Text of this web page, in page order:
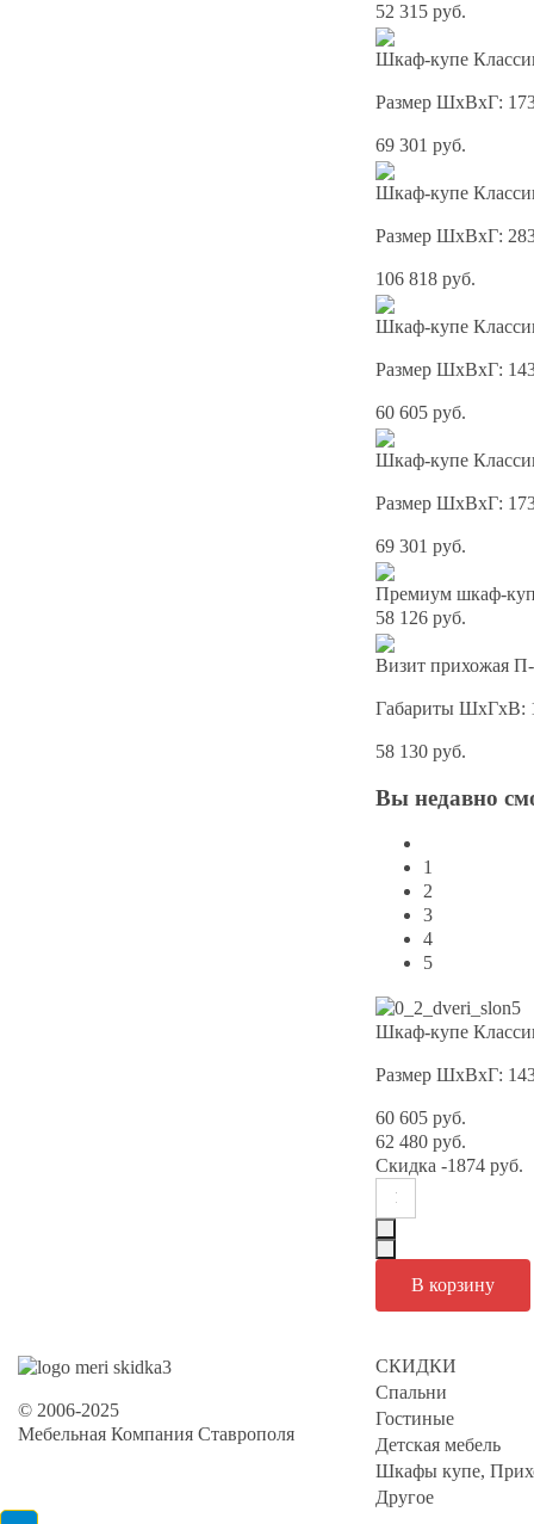
52 315 руб.
Шкаф-купе
Размер ШхВхГ:
69 301 руб.
Шкаф-купе
Размер ШхВхГ:
106 818 руб.
Шкаф-купе
Размер ШхВхГ:
60 605 руб.
Шкаф-купе
Размер ШхВхГ:
69 301 руб.
Премиум шкаф-
58 126 руб.
Визит прихожая
Габариты ШхГхВ:
58 130 руб.
Вы недавно
1
2
3
4
5
Шкаф-купе
Размер ШхВхГ:
60 605 руб.
62 480 руб.
Скидка -1874 руб.
© 2006-2025
Мебельная Компания Ставрополя
СКИДКИ
Спальни
Гостиные
Детская мебель
Шкафы купе,
Другое